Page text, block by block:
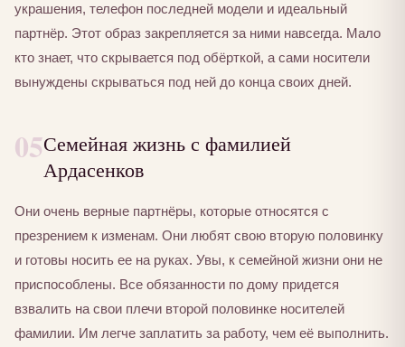
украшения, телефон последней модели и идеальный
партнёр. Этот образ закрепляется за ними навсегда. Мало
кто знает, что скрывается под обёрткой, а сами носители
вынуждены скрываться под ней до конца своих дней.
05Семейная жизнь с фамилией
Ардасенков
Они очень верные партнёры, которые относятся с
презрением к изменам. Они любят свою вторую половинку
и готовы носить ее на руках. Увы, к семейной жизни они не
приспособлены. Все обязанности по дому придется
взвалить на свои плечи второй половинке носителей
фамилии. Им легче заплатить за работу, чем её выполнить.